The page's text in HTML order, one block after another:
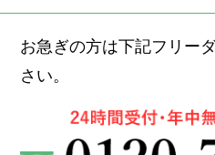
お急ぎの方は下記フリー
さい。